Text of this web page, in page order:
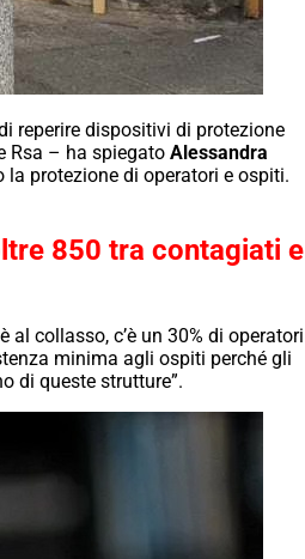
reperire dispositivi di protezione
Rsa – ha spiegato Alessandra
la protezione di operatori e ospiti.
850 tra contagiati e
collasso, c’è un 30% di operatori
minima agli ospiti perché gli
di queste strutture”.